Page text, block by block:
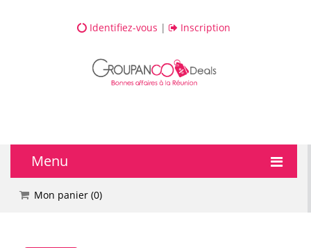
Identifiez-vous | Inscription
Menu
🔥 DEALS
Mon panier (0)